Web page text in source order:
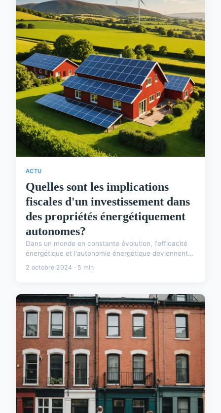
ACTU
Quelles sont les implications
fiscales d'un investissement dans
des propriétés énergétiquement
autonomes?
Dans un monde en constante évolution, l'efficacité
énergétique et l'autonomie énergétique deviennent...
2 octobre 2024 · 5 min